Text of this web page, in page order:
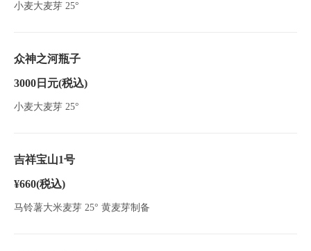
小麦大麦芽 25°
众神之河瓶子
3000日元(税込)
小麦大麦芽 25°
吉祥宝山1号
¥660(税込)
马铃薯大米麦芽 25° 黄麦芽制备